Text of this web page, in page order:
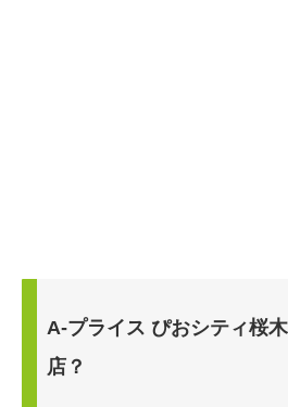
A-プライス ぴおシティ桜
店？